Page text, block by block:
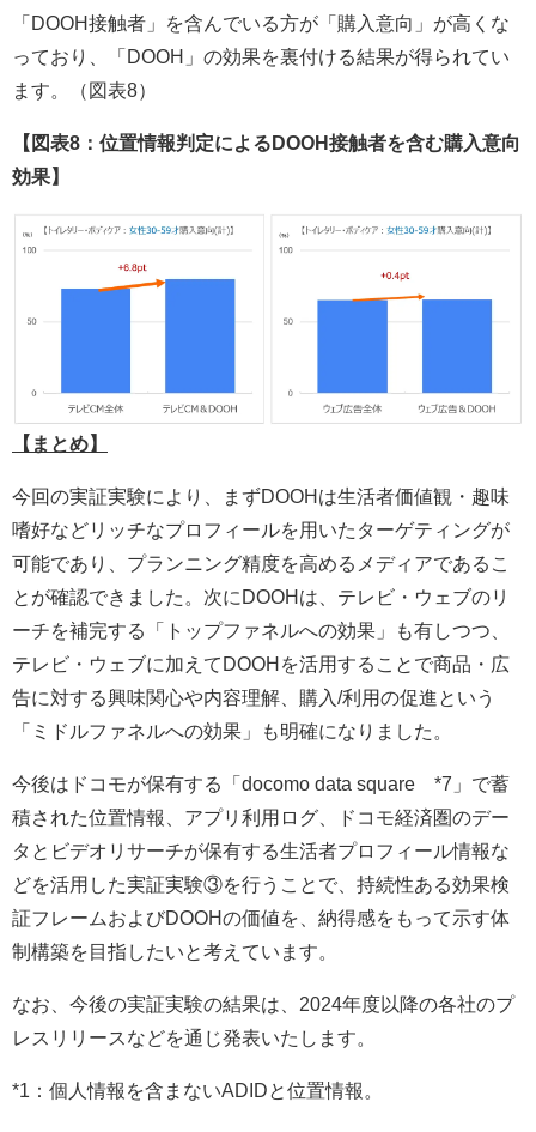
「DOOH接触者」を含んでいる方が「購入意向」が高くな
っており、「DOOH」の効果を裏付ける結果が得られてい
ます。（図表8）
【図表8：位置情報判定によるDOOH接触者を含む購入意向
効果】
【まとめ】
今回の実証実験により、まずDOOHは生活者価値観・趣味
嗜好などリッチなプロフィールを用いたターゲティングが
可能であり、プランニング精度を高めるメディアであるこ
とが確認できました。次にDOOHは、テレビ・ウェブのリ
ーチを補完する「トップファネルへの効果」も有しつつ、
テレビ・ウェブに加えてDOOHを活用することで商品・広
告に対する興味関心や内容理解、購入/利用の促進という
「ミドルファネルへの効果」も明確になりました。
今後はドコモが保有する「docomo data square®*7」で蓄
積された位置情報、アプリ利用ログ、ドコモ経済圏のデー
タとビデオリサーチが保有する生活者プロフィール情報な
どを活用した実証実験③を行うことで、持続性ある効果検
証フレームおよびDOOHの価値を、納得感をもって示す体
制構築を目指したいと考えています。
なお、今後の実証実験の結果は、2024年度以降の各社のプ
レスリリースなどを通じ発表いたします。
*1：個人情報を含まないADIDと位置情報。